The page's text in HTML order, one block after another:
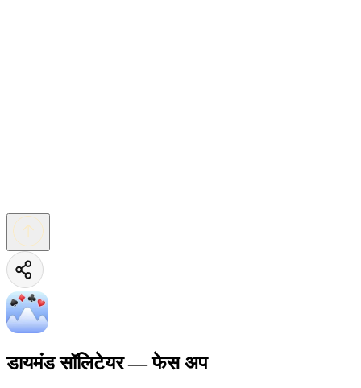
डायमंड सॉलिटेयर — फेस अप